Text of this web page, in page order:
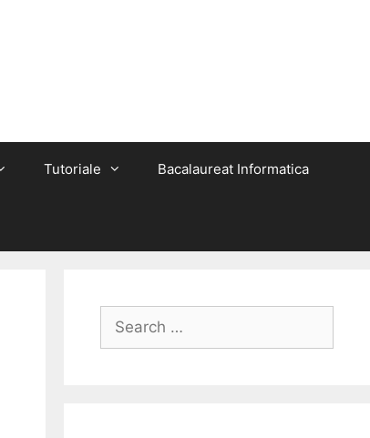
Tutoriale Bacalaureat Informatica
Search
for: